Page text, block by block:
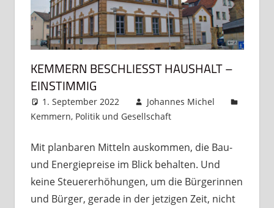
KEMMERN BESCHLIESST HAUSHALT – E
INSTIMMIG
1. September 2022
Johannes Michel
Kemmern, Politik und Gesellschaft
Mit planbaren Mitteln auskommen, die Bau-
und Energiepreise im Blick behalten. Und
keine Steuererhöhungen, um die Bürgerinnen
und Bürger, gerade in der jetzigen Zeit, nicht